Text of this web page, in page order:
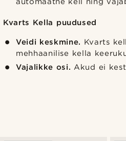
Kvarts Kella puudused
Veidi keskmine. Kvarts
mehhaanilise kella
Vajalikke osi. Akud ei